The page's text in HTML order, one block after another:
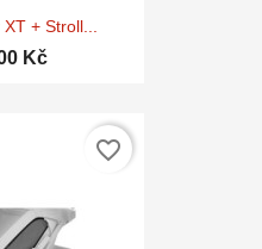
+ Stroll...
Kč
favorite_border